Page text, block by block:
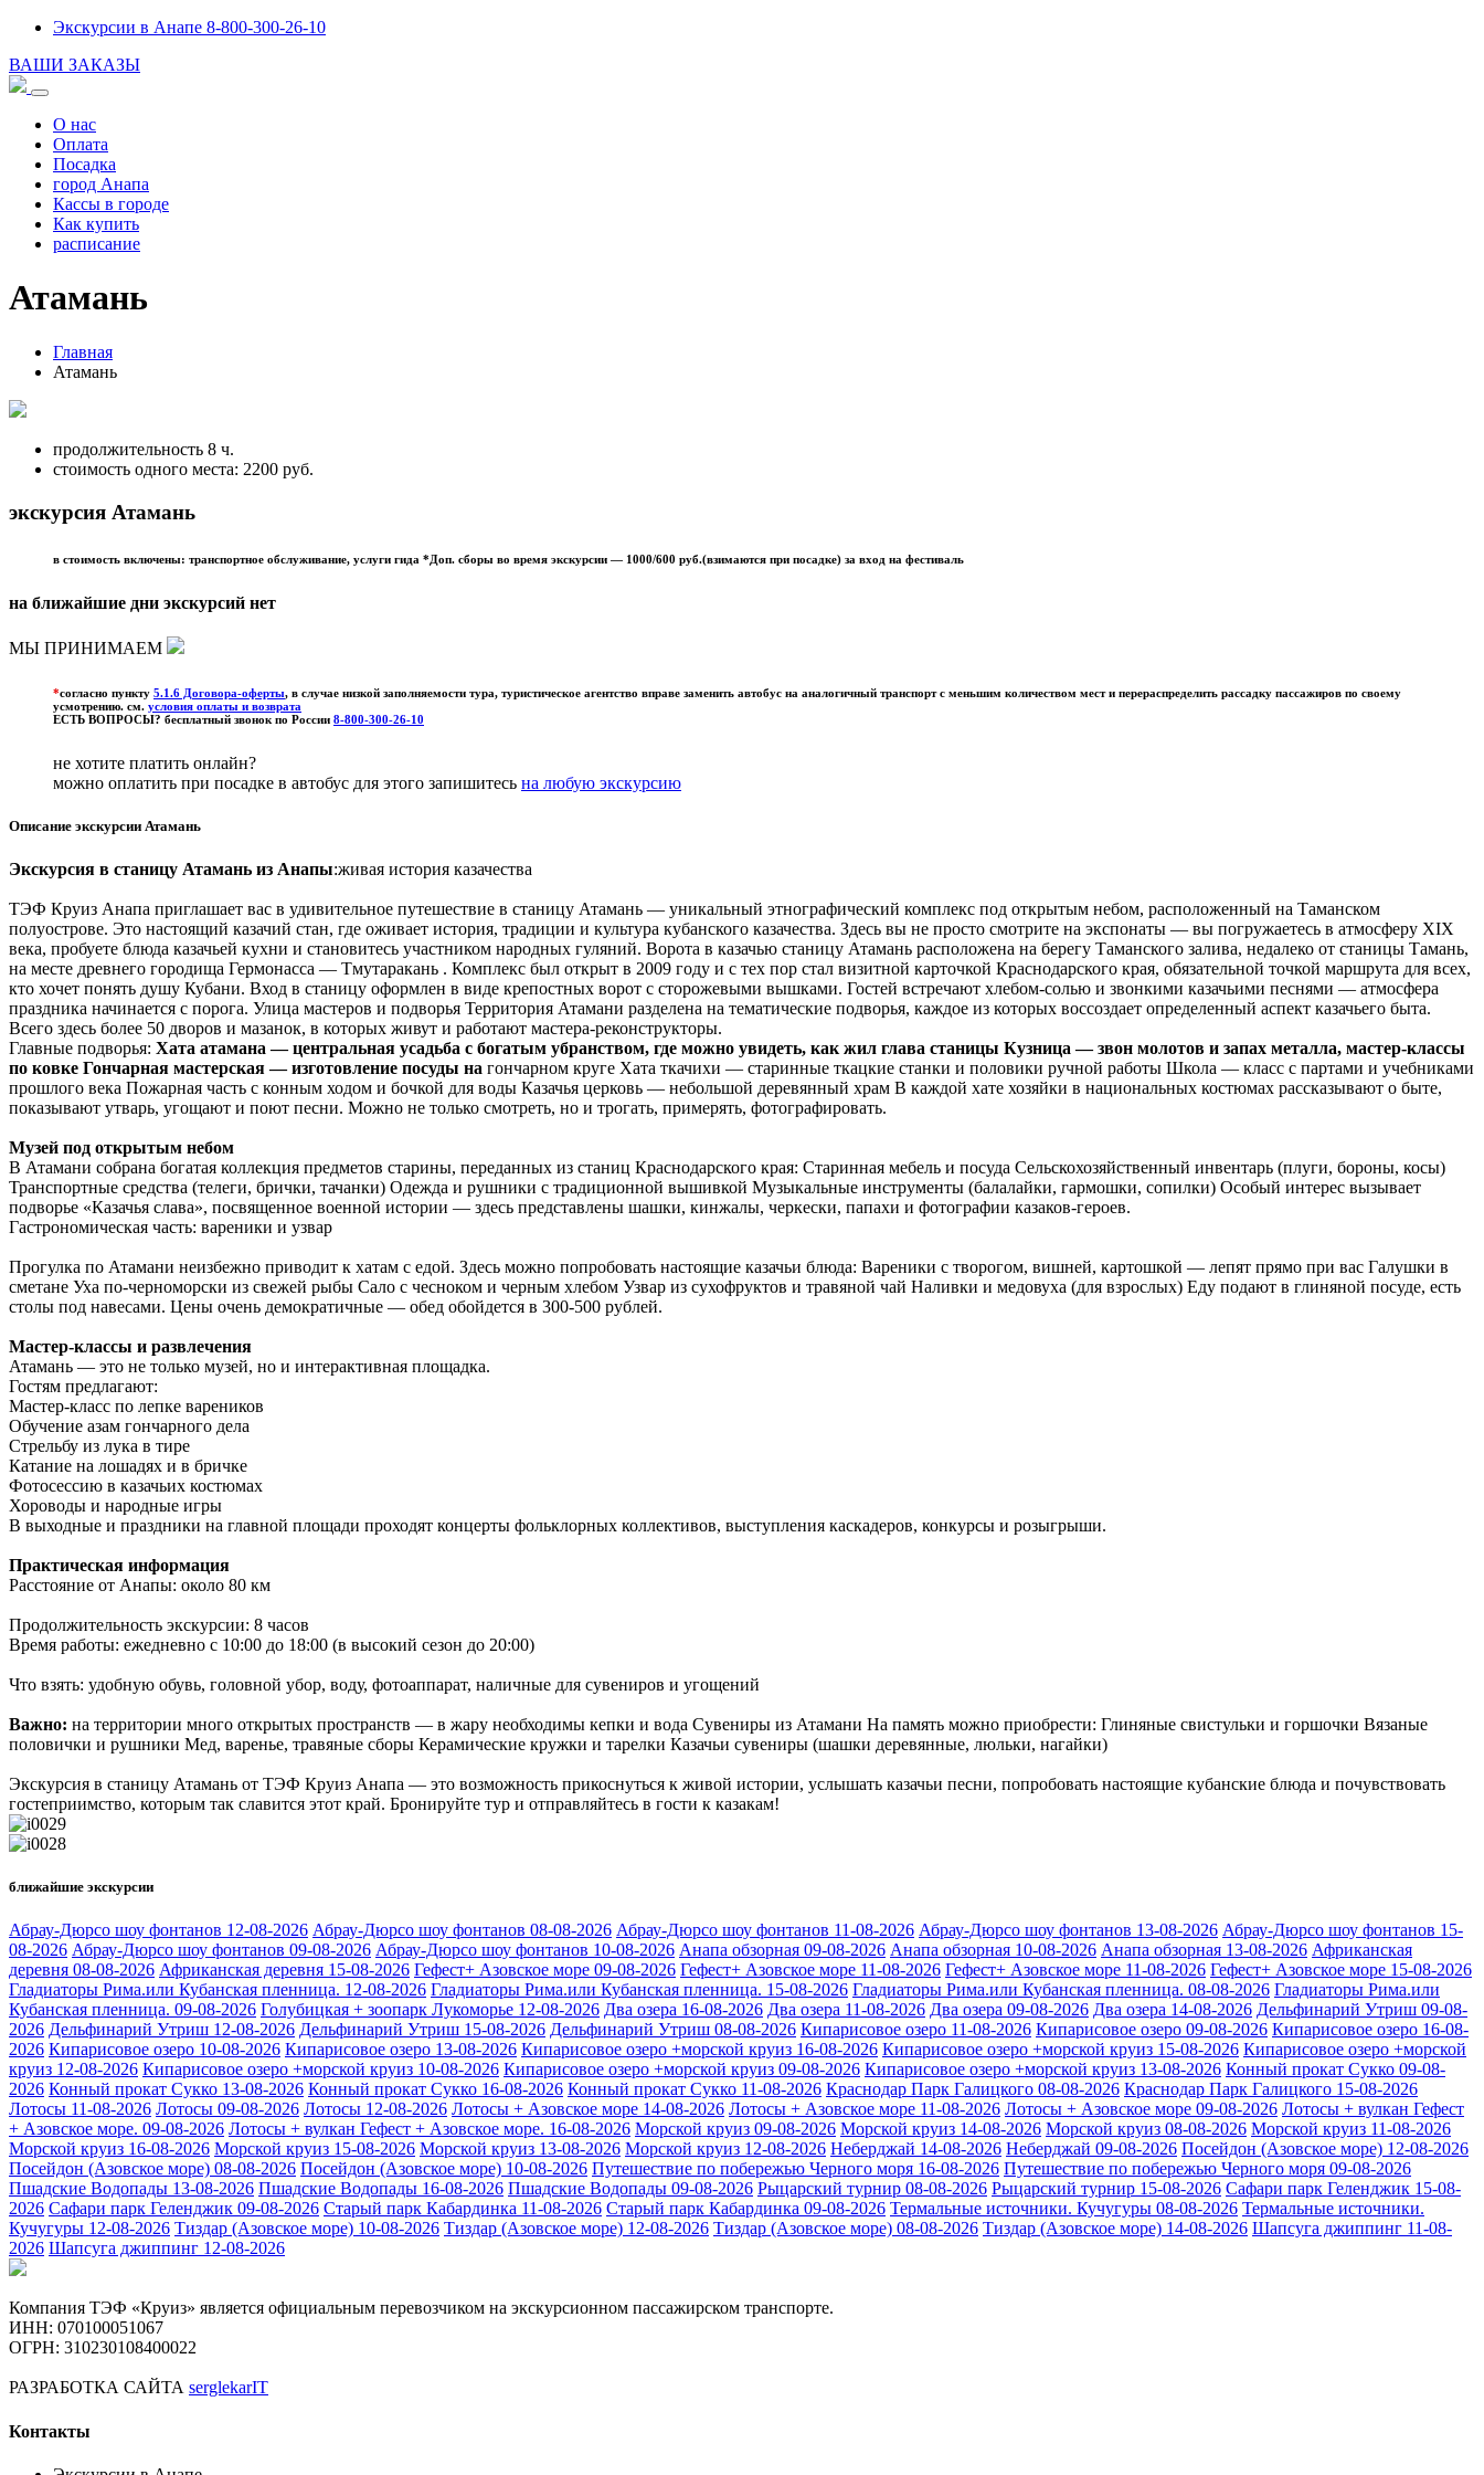
Экскурсии в Анапе 8-800-300-26-10
ВАШИ ЗАКАЗЫ
О нас
Оплата
Посадка
город Анапа
Кассы в городе
Как купить
расписание
Атамань
Главная
Атамань
продолжительность 8 ч.
стоимость одного места: 2200 руб.
экскурсия Атамань
в стоимость включены: транспортное обслуживание, услуги гида *Доп. сборы во время экскурсии — 1000/600 руб.(взимаются при посадке) за вход на фестиваль
на ближайшие дни экскурсий нет
МЫ ПРИНИМАЕМ
*согласно пункту 5.1.6 Договора-оферты, в случае низкой заполняемости тура, туристическое агентство вправе заменить автобус на аналогичный транспорт с меньшим количеством мест и перераспределить рассадку пассажиров по своему
усмотрению. см. условия оплаты и возврата
ЕСТЬ ВОПРОСЫ? бесплатный звонок по России 8-800-300-26-10
не хотите платить онлайн?
можно оплатить при посадке в автобус для этого запишитесь на любую экскурсию
Описание экскурсии Атамань
Экскурсия в станицу Атамань из Анапы:живая история казачества
ТЭФ Круиз Анапа приглашает вас в удивительное путешествие в станицу Атамань — уникальный этнографический комплекс под открытым небом, расположенный на Таманском
полуострове. Это настоящий казачий стан, где оживает история, традиции и культура кубанского казачества. Здесь вы не просто смотрите на экспонаты — вы погружаетесь в атмосферу XIX
века, пробуете блюда казачьей кухни и становитесь участником народных гуляний. Ворота в казачью станицу Атамань расположена на берегу Таманского залива, недалеко от станицы Тамань,
на месте древнего городища Гермонасса — Тмутаракань . Комплекс был открыт в 2009 году и с тех пор стал визитной карточкой Краснодарского края, обязательной точкой маршрута для всех,
кто хочет понять душу Кубани. Вход в станицу оформлен в виде крепостных ворот с сторожевыми вышками. Гостей встречают хлебом-солью и звонкими казачьими песнями — атмосфера
праздника начинается с порога. Улица мастеров и подворья Территория Атамани разделена на тематические подворья, каждое из которых воссоздает определенный аспект казачьего быта.
Всего здесь более 50 дворов и мазанок, в которых живут и работают мастера-реконструкторы.
Главные подворья: Хата атамана — центральная усадьба с богатым убранством, где можно увидеть, как жил глава станицы Кузница — звон молотов и запах металла, мастер-классы
по ковке Гончарная мастерская — изготовление посуды на гончарном круге Хата ткачихи — старинные ткацкие станки и половики ручной работы Школа — класс с партами и учебниками
прошлого века Пожарная часть с конным ходом и бочкой для воды Казачья церковь — небольшой деревянный храм В каждой хате хозяйки в национальных костюмах рассказывают о быте,
показывают утварь, угощают и поют песни. Можно не только смотреть, но и трогать, примерять, фотографировать.
Музей под открытым небом
В Атамани собрана богатая коллекция предметов старины, переданных из станиц Краснодарского края: Старинная мебель и посуда Сельскохозяйственный инвентарь (плуги, бороны, косы)
Транспортные средства (телеги, брички, тачанки) Одежда и рушники с традиционной вышивкой Музыкальные инструменты (балалайки, гармошки, сопилки) Особый интерес вызывает
подворье «Казачья слава», посвященное военной истории — здесь представлены шашки, кинжалы, черкески, папахи и фотографии казаков-героев.
Гастрономическая часть: вареники и узвар
Прогулка по Атамани неизбежно приводит к хатам с едой. Здесь можно попробовать настоящие казачьи блюда: Вареники с творогом, вишней, картошкой — лепят прямо при вас Галушки в
сметане Уха по-черноморски из свежей рыбы Сало с чесноком и черным хлебом Узвар из сухофруктов и травяной чай Наливки и медовуха (для взрослых) Еду подают в глиняной посуде, есть
столы под навесами. Цены очень демократичные — обед обойдется в 300-500 рублей.
Мастер-классы и развлечения
Атамань — это не только музей, но и интерактивная площадка.
Гостям предлагают:
Мастер-класс по лепке вареников
Обучение азам гончарного дела
Стрельбу из лука в тире
Катание на лошадях и в бричке
Фотосессию в казачьих костюмах
Хороводы и народные игры
В выходные и праздники на главной площади проходят концерты фольклорных коллективов, выступления каскадеров, конкурсы и розыгрыши.
Практическая информация
Расстояние от Анапы: около 80 км
Продолжительность экскурсии: 8 часов
Время работы: ежедневно с 10:00 до 18:00 (в высокий сезон до 20:00)
Что взять: удобную обувь, головной убор, воду, фотоаппарат, наличные для сувениров и угощений
Важно: на территории много открытых пространств — в жару необходимы кепки и вода Сувениры из Атамани На память можно приобрести: Глиняные свистульки и горшочки Вязаные
половички и рушники Мед, варенье, травяные сборы Керамические кружки и тарелки Казачьи сувениры (шашки деревянные, люльки, нагайки)
Экскурсия в станицу Атамань от ТЭФ Круиз Анапа — это возможность прикоснуться к живой истории, услышать казачьи песни, попробовать настоящие кубанские блюда и почувствовать
гостеприимство, которым так славится этот край. Бронируйте тур и отправляйтесь в гости к казакам!
ближайшие экскурсии
Абрау-Дюрсо шоу фонтанов 12-08-2026 Абрау-Дюрсо шоу фонтанов 08-08-2026 Абрау-Дюрсо шоу фонтанов 11-08-2026 Абрау-Дюрсо шоу фонтанов 13-08-2026 Абрау-Дюрсо шоу фонтанов 15-
08-2026 Абрау-Дюрсо шоу фонтанов 09-08-2026 Абрау-Дюрсо шоу фонтанов 10-08-2026 Анапа обзорная 09-08-2026 Анапа обзорная 10-08-2026 Анапа обзорная 13-08-2026 Африканская
деревня 08-08-2026 Африканская деревня 15-08-2026 Гефест+ Азовское море 09-08-2026 Гефест+ Азовское море 11-08-2026 Гефест+ Азовское море 11-08-2026 Гефест+ Азовское море 15-08-2026
Гладиаторы Рима.или Кубанская пленница. 12-08-2026 Гладиаторы Рима.или Кубанская пленница. 15-08-2026 Гладиаторы Рима.или Кубанская пленница. 08-08-2026 Гладиаторы Рима.или
Кубанская пленница. 09-08-2026 Голубицкая + зоопарк Лукоморье 12-08-2026 Два озера 16-08-2026 Два озера 11-08-2026 Два озера 09-08-2026 Два озера 14-08-2026 Дельфинарий Утриш 09-08-
2026 Дельфинарий Утриш 12-08-2026 Дельфинарий Утриш 15-08-2026 Дельфинарий Утриш 08-08-2026 Кипарисовое озеро 11-08-2026 Кипарисовое озеро 09-08-2026 Кипарисовое озеро 16-08-
2026 Кипарисовое озеро 10-08-2026 Кипарисовое озеро 13-08-2026 Кипарисовое озеро +морской круиз 16-08-2026 Кипарисовое озеро +морской круиз 15-08-2026 Кипарисовое озеро +морской
круиз 12-08-2026 Кипарисовое озеро +морской круиз 10-08-2026 Кипарисовое озеро +морской круиз 09-08-2026 Кипарисовое озеро +морской круиз 13-08-2026 Конный прокат Сукко 09-08-
2026 Конный прокат Сукко 13-08-2026 Конный прокат Сукко 16-08-2026 Конный прокат Сукко 11-08-2026 Краснодар Парк Галицкого 08-08-2026 Краснодар Парк Галицкого 15-08-2026
Лотосы 11-08-2026 Лотосы 09-08-2026 Лотосы 12-08-2026 Лотосы + Азовское море 14-08-2026 Лотосы + Азовское море 11-08-2026 Лотосы + Азовское море 09-08-2026 Лотосы + вулкан Гефест
+ Азовское море. 09-08-2026 Лотосы + вулкан Гефест + Азовское море. 16-08-2026 Морской круиз 09-08-2026 Морской круиз 14-08-2026 Морской круиз 08-08-2026 Морской круиз 11-08-2026
Морской круиз 16-08-2026 Морской круиз 15-08-2026 Морской круиз 13-08-2026 Морской круиз 12-08-2026 Неберджай 14-08-2026 Неберджай 09-08-2026 Посейдон (Азовское море) 12-08-2026
Посейдон (Азовское море) 08-08-2026 Посейдон (Азовское море) 10-08-2026 Путешествие по побережью Черного моря 16-08-2026 Путешествие по побережью Черного моря 09-08-2026
Пшадские Водопады 13-08-2026 Пшадские Водопады 16-08-2026 Пшадские Водопады 09-08-2026 Рыцарский турнир 08-08-2026 Рыцарский турнир 15-08-2026 Сафари парк Геленджик 15-08-
2026 Сафари парк Геленджик 09-08-2026 Старый парк Кабардинка 11-08-2026 Старый парк Кабардинка 09-08-2026 Термальные источники. Кучугуры 08-08-2026 Термальные источники.
Кучугуры 12-08-2026 Тиздар (Азовское море) 10-08-2026 Тиздар (Азовское море) 12-08-2026 Тиздар (Азовское море) 08-08-2026 Тиздар (Азовское море) 14-08-2026 Шапсуга джиппинг 11-08-
2026 Шапсуга джиппинг 12-08-2026
Компания ТЭФ «Круиз» является официальным перевозчиком на экскурсионном пассажирском транспорте.
ИНН: 070100051067
ОГРН: 310230108400022
РАЗРАБОТКА САЙТА serglekarIT
Контакты